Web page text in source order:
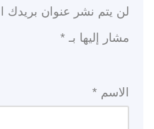
لن يتم نشر عنوان بريدك
مشار إليها بـ *
الاسم *